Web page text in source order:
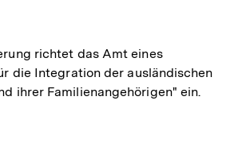
richtet das Amt eines
die Integration der ausländischen
ihrer Familienangehörigen" ein.